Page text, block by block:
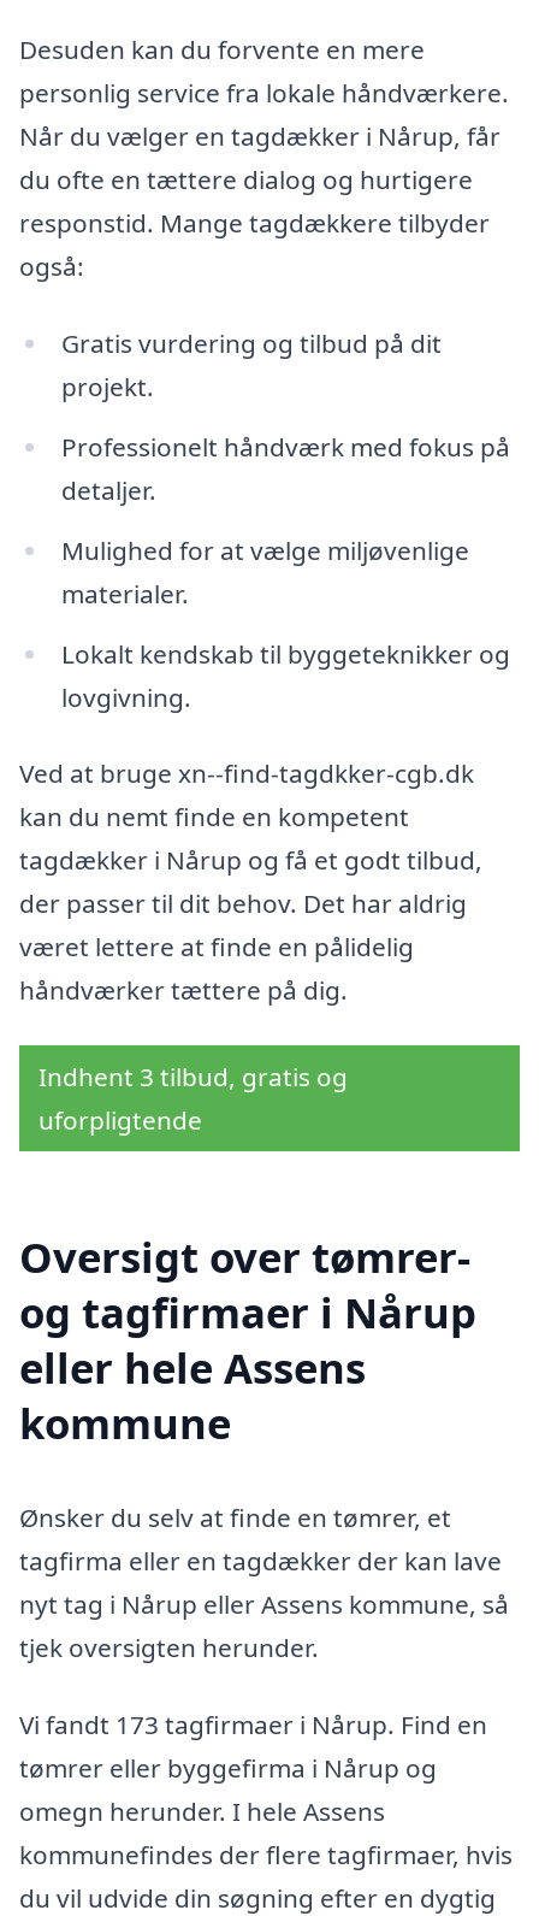
Desuden kan du forvente en mere
personlig service fra lokale håndværkere.
Når du vælger en tagdækker i Nårup, får
du ofte en tættere dialog og hurtigere
responstid. Mange tagdækkere tilbyder
også:
Gratis vurdering og tilbud på dit
projekt.
Professionelt håndværk med fokus på
detaljer.
Mulighed for at vælge miljøvenlige
materialer.
Lokalt kendskab til byggeteknikker og
lovgivning.
Ved at bruge xn--find-tagdkker-cgb.dk
kan du nemt finde en kompetent
tagdækker i Nårup og få et godt tilbud,
der passer til dit behov. Det har aldrig
været lettere at finde en pålidelig
håndværker tættere på dig.
Indhent 3 tilbud, gratis og
uforpligtende
Oversigt over tømrer-
og tagfirmaer i Nårup
eller hele Assens
kommune
Ønsker du selv at finde en tømrer, et
tagfirma eller en tagdækker der kan lave
nyt tag i Nårup eller Assens kommune, så
tjek oversigten herunder.
Vi fandt 173 tagfirmaer i Nårup. Find en
tømrer eller byggefirma i Nårup og
omegn herunder. I hele Assens
kommunefindes der flere tagfirmaer, hvis
du vil udvide din søgning efter en dygtig